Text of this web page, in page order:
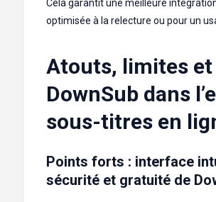
Cela garantit une meilleure
optimisée à la relecture ou pour un
Atouts, limites
DownSub dans
sous-titres en
Points forts : interface
sécurité et gratuité de